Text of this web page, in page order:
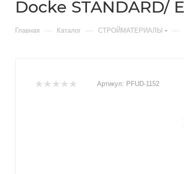
Docke STANDARD/
Главная — Каталог — СТРОЙМАТЕРИАЛЫ —
Артикул: PFUD-1152